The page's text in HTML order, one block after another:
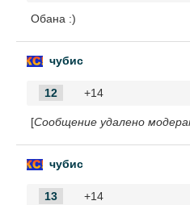
Обана :)
чубис
12 +14
[Сообщение удалено
чубис
13 +14